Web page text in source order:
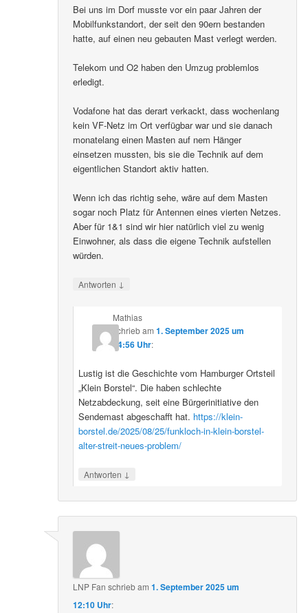
Bei uns im Dorf musste vor ein paar Jahren der
Mobilfunkstandort, der seit den 90ern bestanden
hatte, auf einen neu gebauten Mast verlegt werden.
Telekom und O2 haben den Umzug problemlos
erledigt.
Vodafone hat das derart verkackt, dass wochenlang
kein VF-Netz im Ort verfügbar war und sie danach
monatelang einen Masten auf nem Hänger
einsetzen mussten, bis sie die Technik auf dem
eigentlichen Standort aktiv hatten.
Wenn ich das richtig sehe, wäre auf dem Masten
sogar noch Platz für Antennen eines vierten Netzes.
Aber für 1&1 sind wir hier natürlich viel zu wenig
Einwohner, als dass die eigene Technik aufstellen
würden.
Antworten ↓
Mathias
schriebam 1. September 2025 um
14:56 Uhr:
Lustig ist die Geschichte vom Hamburger Ortsteil
„Klein Borstel“. Die haben schlechte
Netzabdeckung, seit eine Bürgerinitiative den
Sendemast abgeschafft hat. https://klein-
borstel.de/2025/08/25/funkloch-in-klein-borstel-
alter-streit-neues-problem/
Antworten ↓
LNP Fan schriebam1. September 2025 um
12:10 Uhr: